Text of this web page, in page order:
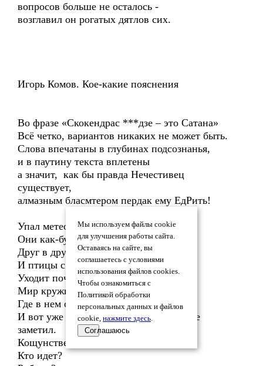
вопросов больше не осталось -
возглавил он рогатых дятлов сих.
Игорь Комов. Кое-какие пояснения
Во фразе «Скокендрас ***дзе – это Сатана»
Всё четко, вариантов никаких не может быть.
Слова впечатаны в глубинах подсознанья,
и в паутину текста вплетены
а значит, как бы правда Нечестивец
существует,
алмазным бласмтером пердак ему ЕдРить!
Упал метеорит. Трубят слоны.
Они как-будто бы играют.
Друг в друга хоботы пихают
И птицы с криками летают
Уходит почва из-под ног
Мир кружится быстрее и быстрее,
Где в нем опора, все течет.
И вот уже темно. Настала ночь, а я и не
заметил.
Кощунственных вопросов много.
Кто идет?
Мы используем файлы cookie
для улучшения работы сайта.
Оставаясь на сайте, вы
соглашаетесь с условиями
использования файлов cookies.
Чтобы ознакомиться с
Политикой обработки
персональных данных и файлов
cookie, нажмите здесь.
Соглашаюсь